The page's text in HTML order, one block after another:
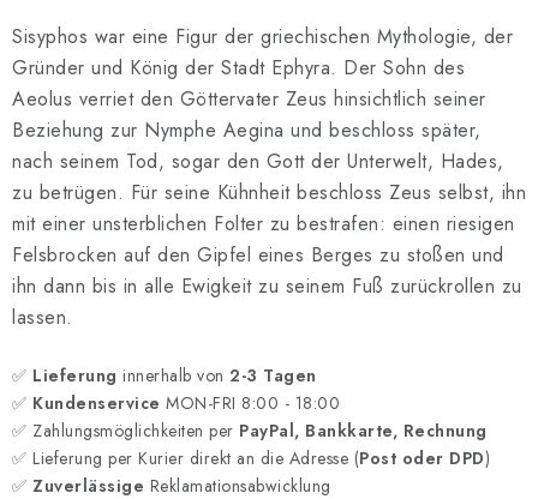
Sisyphos war eine Figur der griechischen Mythologie, der
Gründer und König der Stadt Ephyra. Der Sohn des
Aeolus verriet den Göttervater Zeus hinsichtlich seiner
Beziehung zur Nymphe Aegina und beschloss später,
nach seinem Tod, sogar den Gott der Unterwelt, Hades,
zu betrügen. Für seine Kühnheit beschloss Zeus selbst, ihn
mit einer unsterblichen Folter zu bestrafen: einen riesigen
Felsbrocken auf den Gipfel eines Berges zu stoßen und
ihn dann bis in alle Ewigkeit zu seinem Fuß zurückrollen zu
lassen.
✅ Lieferung innerhalb von 2-3 Tagen
✅ Kundenservice MON-FRI 8:00 - 18:00
✅ Zahlungsmöglichkeiten per PayPal, Bankkarte, Rechnung
✅ Lieferung per Kurier direkt an die Adresse (Post oder DPD)
✅ Zuverlässige Reklamationsabwicklung